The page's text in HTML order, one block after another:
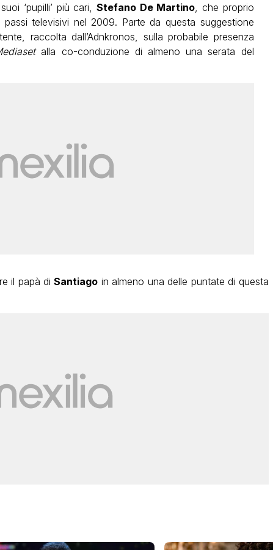
‘pupilli’ più cari, Stefano De Martino, che proprio
passi televisivi nel 2009. Parte da questa suggestione
raccolta dall’Adnkronos, sulla probabile presenza
alla co-conduzione di almeno una serata del
il papà diSantiago in almeno una delle puntate di questa